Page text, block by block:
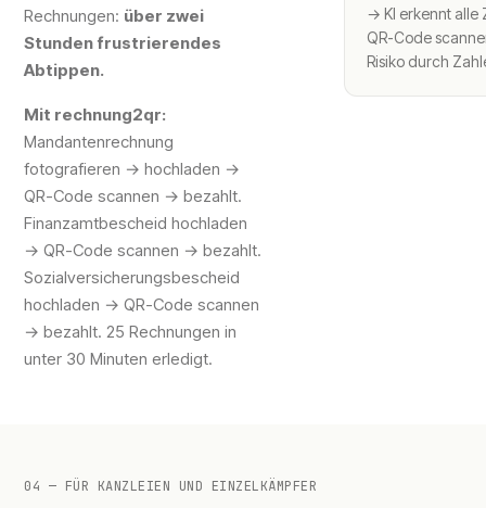
Rechnungen: über zwei
Stunden frustrierendes
Abtippen.
Mit rechnung2qr:
Mandantenrechnung
fotografieren → hochladen →
QR-Code scannen → bezahlt.
Finanzamtbescheid hochladen
→ QR-Code scannen → bezahlt.
Sozialversicherungsbescheid
hochladen → QR-Code scannen
→ bezahlt. 25 Rechnungen in
unter 30 Minuten erledigt.
→ KI erkennt
QR-Code
Risiko durch
04 — FÜR KANZLEIEN UND EINZELKÄMPFER